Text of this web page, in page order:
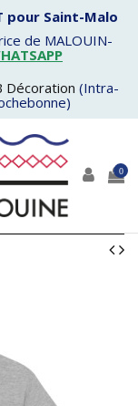
pour Saint-Malo
de MALOUIN-
Décoration (Intra-
0